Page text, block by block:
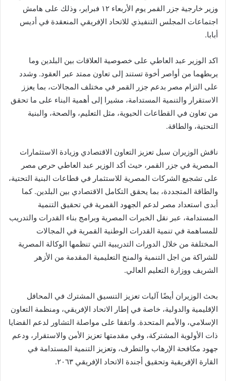
وزير خارجية جزر القمر يوم الأربعاء ١٢ فبراير، وذلك على هامش
اجتماعات المجلس التنفيذي للاتحاد الإفريقي المنعقدة في أديس
أبابا.
اكد الوزير عبد العاطي على خصوصية العلاقات بين البلدين وما
يربطهما من أواصر أخوة تستند إلى تعاون ممتد عبر العقود. وشدد
على التزام مصر بدعم جزر القمر في مختلف المجالات، بما يعزز
الاستقرار والتنمية المستدامة، مشيرا إلى أهمية البناء على ما تحقق
من تعاون في القطاعات الحيوية، مثل التعليم، والصحة، والبنية
التحتية، والطاقة.
ناقش الوزيران سبل تعزيز التعاون الاقتصادي وزيادة الاستثمارات
المصرية في جزر القمر، حيث أكد الوزير عبد العاطي حرص مصر
على تشجيع الشركات المصرية للاستثمار في قطاعات البنية التحتية،
والطاقة المتجددة، بما يحقق التكامل الاقتصادي بين البلدين. كما
أبدى استعداد مصر لدعم الجهود القمرية في تحقيق التنمية
المستدامة، عبر نقل الخبرات المصرية وبرامج بناء القدرات والتدريب
للمساهمة في تنمية القدرات الوطنية القمرية في المجالات
المختلفة من خلال الدورات التدريبية التي تنظمها الوكالة المصرية
للشراكة من اجل التنمية والمنح التعليمية المقدمة من الأزهر
الشريف ووزارة التعليم العالي.
بحث الوزيران أيضًا آليات تعزيز التنسيق المشترك في المحافل
الإقليمية والدولية، خاصة في إطار الاتحاد الإفريقي، ومنظمة التعاون
الإسلامي، والأمم المتحدة. واتفقا على مواصلة التشاور لدعم القضايا
ذات الأولوية المشتركة، وفي مقدمتها تعزيز الأمن والاستقرار، ودعم
جهود مكافحة الإرهاب والتطرف، وتعزيز التنمية المستدامة في
القارة الإفريقية وتحقيق أجندة الاتحاد الإفريقي ٢٠٦٣.